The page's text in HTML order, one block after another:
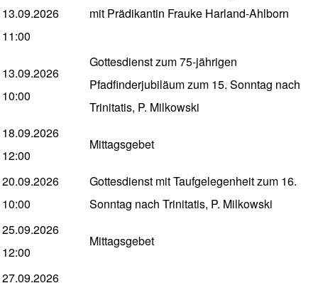
13.09.2026
11:00
mit Prädikantin Frauke Harland-Ahlborn
13.09.2026
10:00
Gottesdienst zum 75-jährigen
Pfadfinderjubiläum zum 15. Sonntag nach
Trinitatis, P. Milkowski
18.09.2026
12:00
Mittagsgebet
20.09.2026
10:00
Gottesdienst mit Taufgelegenheit zum 16.
Sonntag nach Trinitatis, P. Milkowski
25.09.2026
12:00
Mittagsgebet
27.09.2026